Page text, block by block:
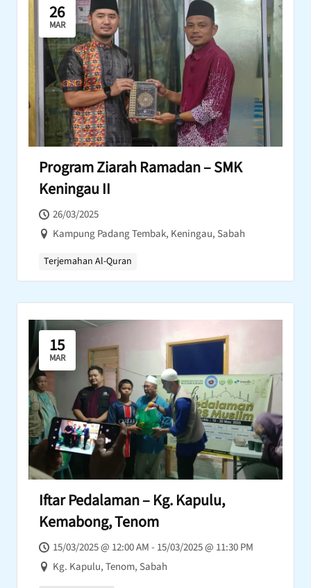
26
MAR
Program Ziarah Ramadan – SMK
Keningau II
26/03/2025
Kampung Padang Tembak, Keningau, Sabah
Terjemahan Al-Quran
15
MAR
Iftar Pedalaman – Kg. Kapulu,
Kemabong, Tenom
15/03/2025 @ 12:00 AM - 15/03/2025 @ 11:30 PM
Kg. Kapulu, Tenom, Sabah